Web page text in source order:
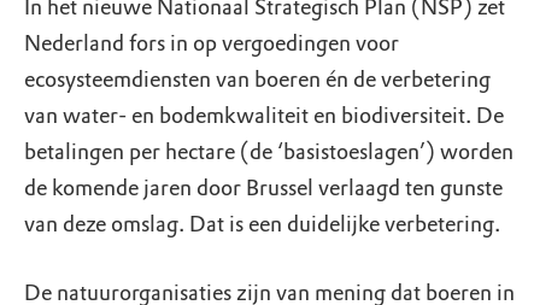
In het nieuwe Nationaal Strategisch Plan (NSP) zet
Nederland fors in op vergoedingen voor
ecosysteemdiensten van boeren én de verbetering
van water- en bodemkwaliteit en biodiversiteit. De
betalingen per hectare (de ‘basistoeslagen’) worden
de komende jaren door Brussel verlaagd ten gunste
van deze omslag. Dat is een duidelijke verbetering.
De natuurorganisaties zijn van mening dat boeren in